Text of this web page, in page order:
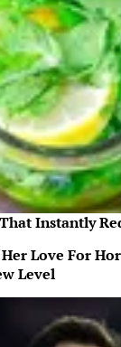
Instantly
Love For
Level